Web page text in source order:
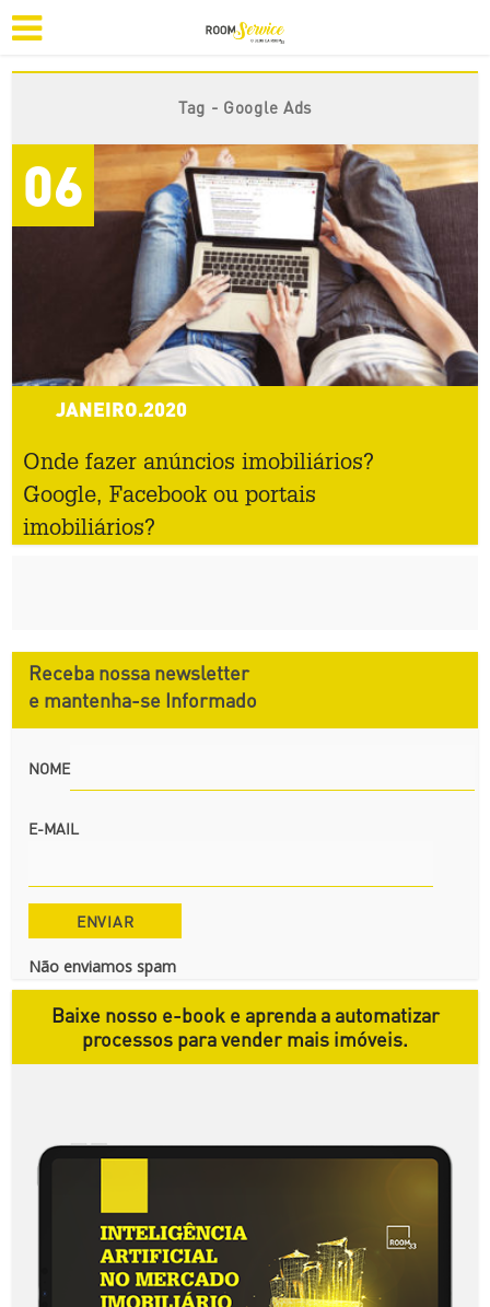
Tag - Google Ads
06
JANEIRO.2020
Onde fazer anúncios imobiliários?
Google, Facebook ou portais
imobiliários?
Receba nossa newsletter
e mantenha-se Informado
NOME
E-MAIL
Não enviamos spam
Baixe nosso e-book e aprenda a automatizar
processos para vender mais imóveis.